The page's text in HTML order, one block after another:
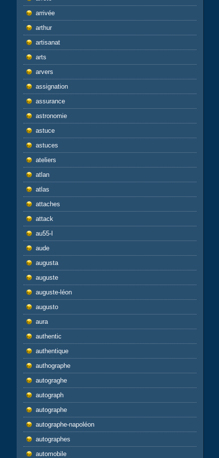
arrivée
arthur
artisanat
arts
arvers
assignation
assurance
astronomie
astuce
astuces
ateliers
atlan
atlas
attaches
attack
au55-l
aude
augusta
auguste
auguste-léon
augusto
aura
authentic
authentique
authographe
autograghe
autograph
autographe
autographe-napoléon
autographes
automobile